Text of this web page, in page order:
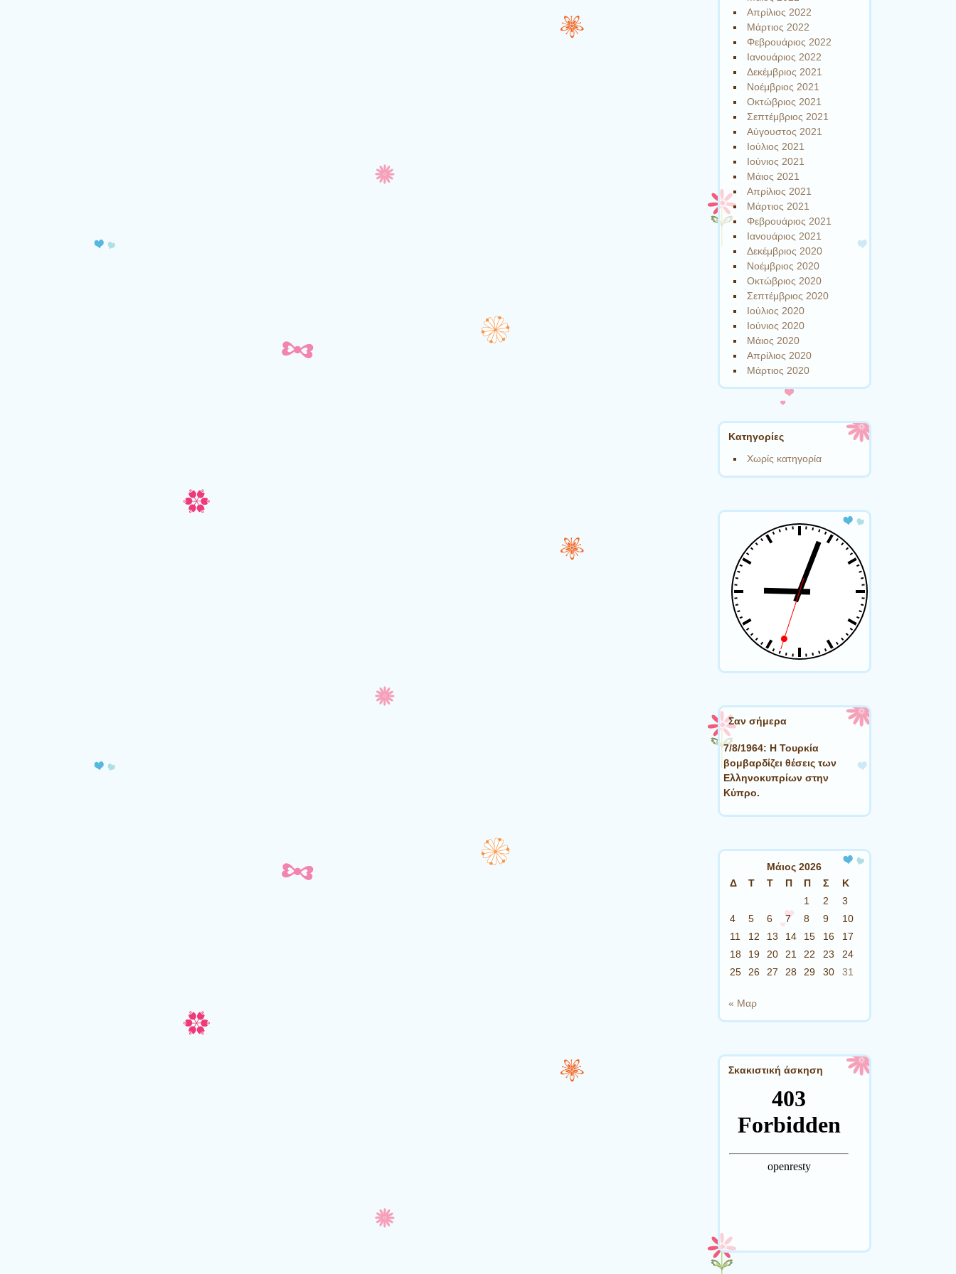
Απρίλιος 2022
Μάρτιος 2022
Φεβρουάριος 2022
Ιανουάριος 2022
Δεκέμβριος 2021
Νοέμβριος 2021
Οκτώβριος 2021
Σεπτέμβριος 2021
Αύγουστος 2021
Ιούλιος 2021
Ιούνιος 2021
Μάιος 2021
Απρίλιος 2021
Μάρτιος 2021
Φεβρουάριος 2021
Ιανουάριος 2021
Δεκέμβριος 2020
Νοέμβριος 2020
Οκτώβριος 2020
Σεπτέμβριος 2020
Ιούλιος 2020
Ιούνιος 2020
Μάιος 2020
Απρίλιος 2020
Μάρτιος 2020
Kατηγορίες
Χωρίς κατηγορία
Σαν σήμερα
7/8/1964: Η Τουρκία
βομβαρδίζει θέσεις των
Ελληνοκυπρίων στην
Κύπρο.
Μάιος 2026
Δ
Τ Τ Π Π Σ
Κ
1
2
3
4
5 6 7 8 9
10
11
12 13 14 15 16
17
18
19 20 21 22 23
24
25
26 27 28 29 30 31
« Μαρ
Σκακιστική άσκηση